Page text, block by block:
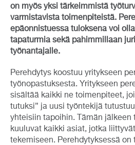
on myös yksi tärkeimmistä
varmistavista toimenpiteistä.
epäonnistuessa tuloksena voi
tapaturmia sekä pahimmillaan
työnantajalle.
Perehdytys koostuu yritykseen
työnopastuksesta. Yritykseen
sisältää kaikki ne toimenpiteet,
tutuksi” ja uusi työntekijä
yhteisiin tapoihin. Tämän jälkeen
kuuluvat kaikki asiat, jotka
tekemiseen. Perehdytyksessä on